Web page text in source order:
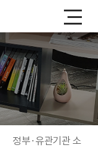
정부·유관기관 소식